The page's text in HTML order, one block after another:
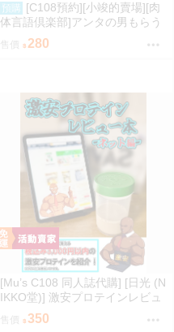
預購
[C108預約][小竣的賣場][肉
体言語倶楽部]アンタの男もらう
わよ 同人誌id=3768124
售價 280
[Mu’s C108 同人誌代購] [日光 (N
IKKO堂)] 激安プロテインレビュ
ー本 ネット編 (評論、美食)
350